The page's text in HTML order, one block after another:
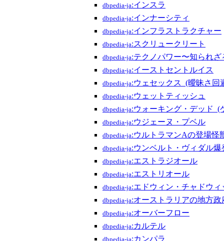
dbpedia-ja:インスラ
dbpedia-ja:インナーシティ
dbpedia-ja:インフラストラクチャー
dbpedia-ja:スクリュークリート
dbpedia-ja:テクノパワー〜知られ
dbpedia-ja:イーストセントルイス
dbpedia-ja:ウェセックス_(曖昧さ回
dbpedia-ja:ウェットティッシュ
dbpedia-ja:ウォーキング・デッド_(
dbpedia-ja:ウジェーヌ・プベル
dbpedia-ja:ウルトラマンAの登場怪
dbpedia-ja:ウンベルト・ヴィダル爆
dbpedia-ja:エストラジオール
dbpedia-ja:エストリオール
dbpedia-ja:エドウィン・チャドウィ
dbpedia-ja:オーストラリアの地方政
dbpedia-ja:オーバーフロー
dbpedia-ja:カルテル
:カンパラ